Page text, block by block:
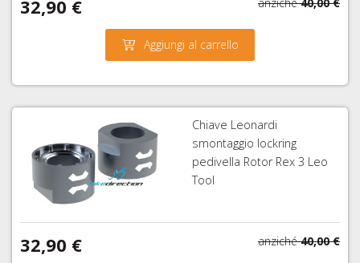
32,90 € anziché 40,00 €
Aggiungi al carrello
Chiave Leonardi
smontaggio lockring
pedivella Rotor Rex 3 Leo
Tool
32,90 € anziché 40,00 €